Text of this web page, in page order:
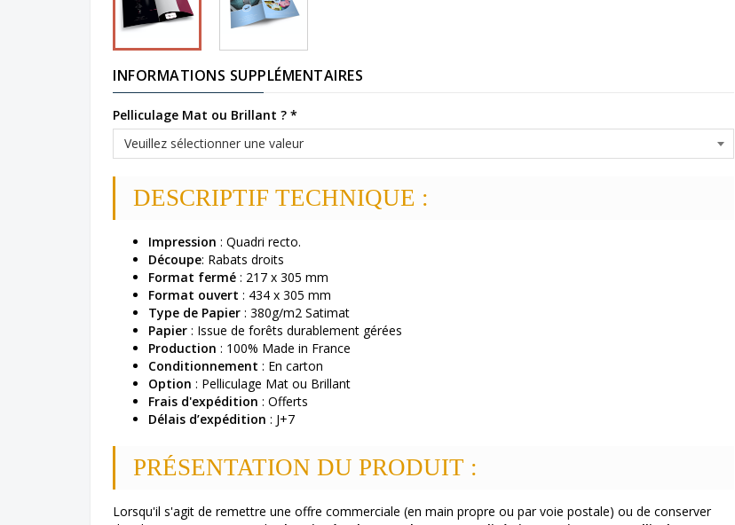
INFORMATIONS SUPPLÉMENTAIRES
Pelliculage Mat ou Brillant ? *
DESCRIPTIF TECHNIQUE :
Impression : Quadri recto.
Découpe: Rabats droits
Format fermé : 217 x 305 mm
Format ouvert : 434 x 305 mm
Type de Papier : 380g/m2 Satimat
Papier : Issue de forêts durablement gérées
Production : 100% Made in France
Conditionnement : En carton
Option : Pelliculage Mat ou Brillant
Frais d'expédition : Offerts
Délais d’expédition : J+7
PRÉSENTATION DU PRODUIT :
Lorsqu'il s'agit de remettre une offre commerciale (en main propre ou par voie postale) ou de conserver